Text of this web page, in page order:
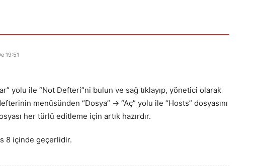
19:51
yolu ile “Not Defteri”ni bulun ve sağ tıklayıp, yönetici olarak
menüsünden “Dosya” -> “Aç” yolu ile “Hosts” dosyasını
her türlü editleme için artık hazırdır.
8 içinde geçerlidir.